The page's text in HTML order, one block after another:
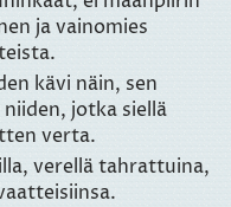
ja vainomies
kävi näin, sen
jotka siellä
verta.
verellä tahrattuina,